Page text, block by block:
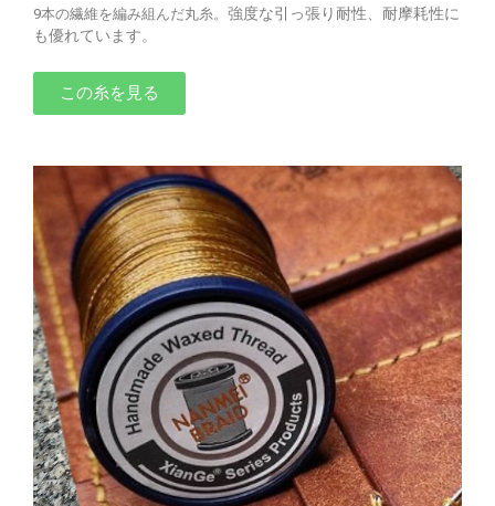
9本の繊維を編み組んだ丸糸。 強度な引っ張り耐性、耐摩耗性に
も優れています。
この糸を見る